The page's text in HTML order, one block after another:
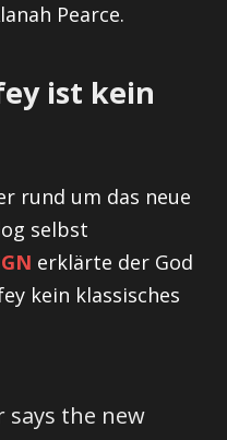
Pearce.
ist kein
rund um das neue
selbst
erklärte der God
kein klassisches
says the new